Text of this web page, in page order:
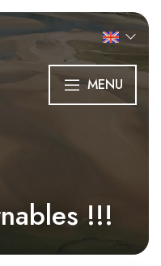
MENU
!!!